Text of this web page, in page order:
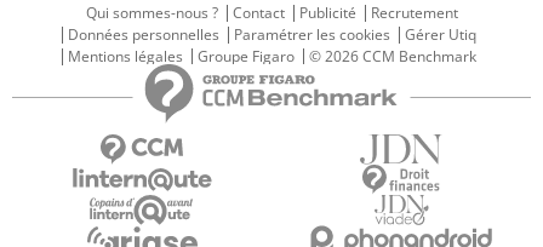
Qui sommes-nous ? Contact Publicité
Recrutement
Données personnelles
Paramétrer les cookies
Gérer Utiq
Mentions légales
Groupe Figaro © 2026 CCM Benchmark